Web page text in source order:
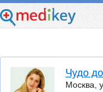
Чудо
Москва,